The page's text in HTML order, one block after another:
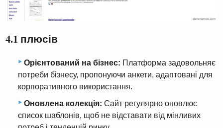
4.1 плюсів
Орієнтований на бізнес: Платформа задовольняє
потреби бізнесу, пропонуючи анкети, адаптовані для
корпоративного використання.
Оновлена ​​колекція: Сайт регулярно оновлює
список шаблонів, щоб не відставати від мінливих